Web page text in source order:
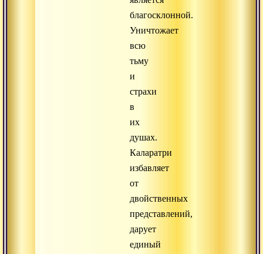
благосклонной.
Уничтожает
всю
тьму
и
страхи
в
их
душах.
Каларатри
избавляет
от
двойственных
представлений,
дарует
единый